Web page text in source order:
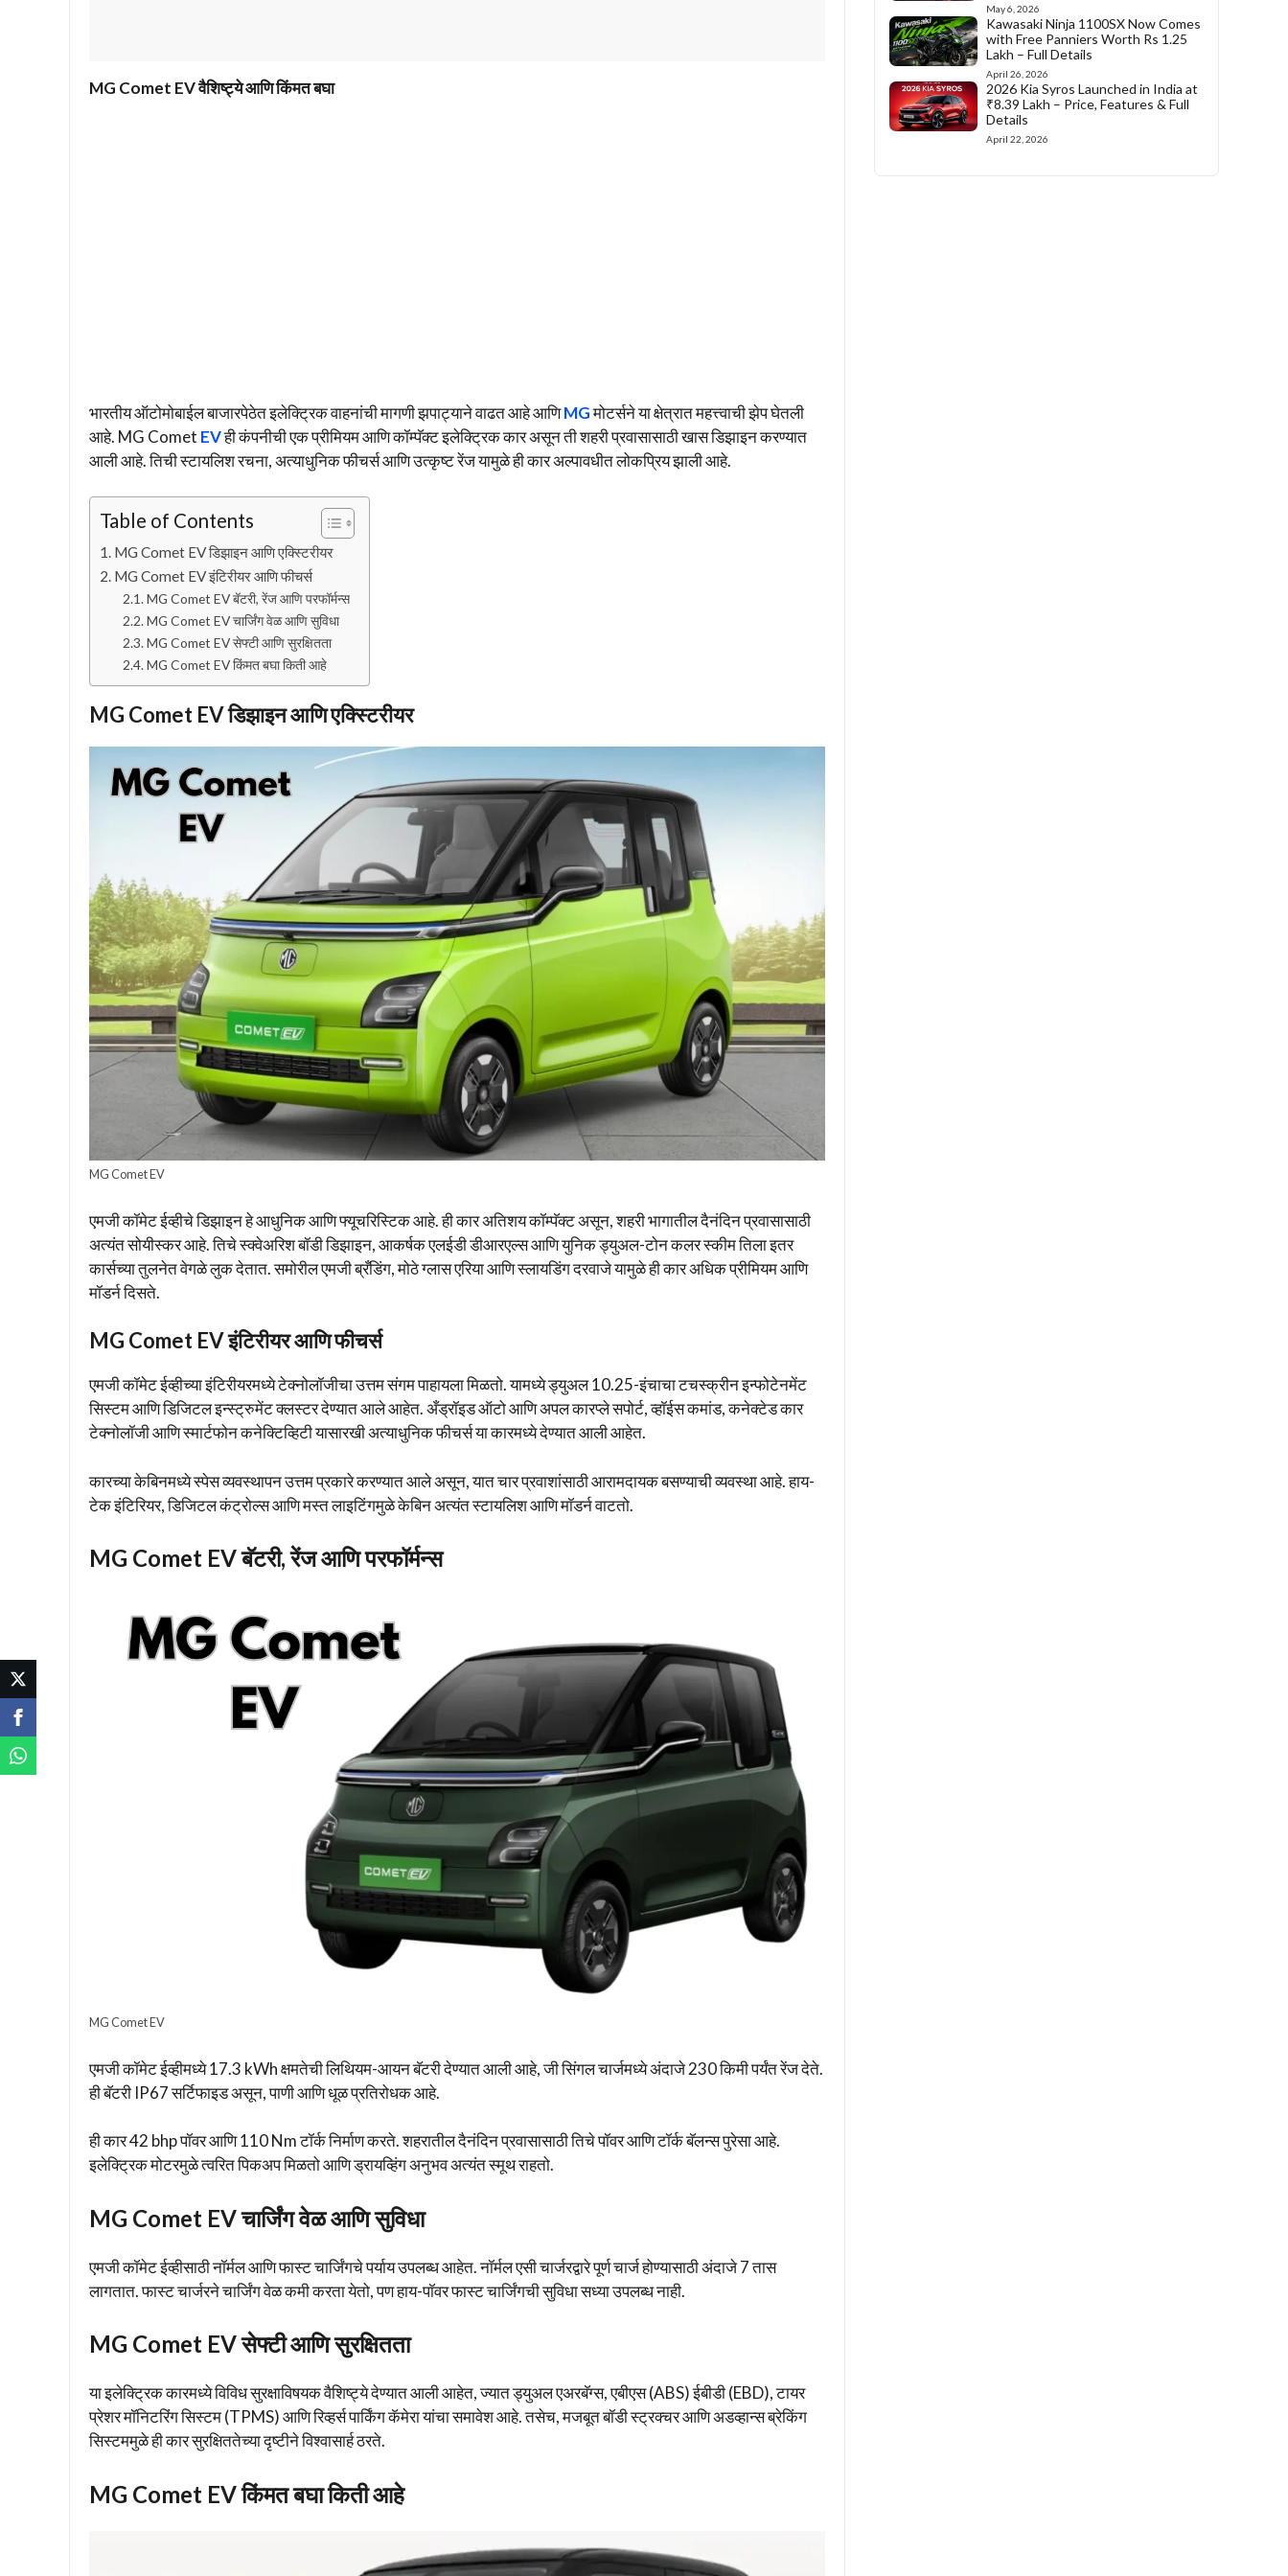
MG Comet EV वैशिष्ट्ये आणि किंमत बघा
भारतीय ऑटोमोबाईल बाजारपेठेत इलेक्ट्रिक वाहनांची मागणी झपाट्याने वाढत आहे आणिMGमोटर्सने या क्षेत्रात महत्त्वाची झेप घेतली
आहे. MG Comet EVही कंपनीची एक प्रीमियम आणि कॉम्पॅक्ट इलेक्ट्रिक कार असून ती शहरी प्रवासासाठी खास डिझाइन करण्यात
आली आहे. तिची स्टायलिश रचना, अत्याधुनिक फीचर्स आणि उत्कृष्ट रेंज यामुळे ही कार अल्पावधीत लोकप्रिय झाली आहे.
Table of Contents
MG Comet EV डिझाइन आणि एक्स्टिरीयर
MG Comet EV इंटिरीयर आणि फीचर्स
MG Comet EV बॅटरी, रेंज आणि परफॉर्मन्स
MG Comet EV चार्जिंग वेळ आणि सुविधा
MG Comet EV सेफ्टी आणि सुरक्षितता
MG Comet EV किंमत बघा किती आहे
MG Comet EV डिझाइन आणि एक्स्टिरीयर
MG Comet EV
एमजी कॉमेट ईव्हीचे डिझाइन हे आधुनिक आणि फ्यूचरिस्टिक आहे. ही कार अतिशय कॉम्पॅक्ट असून, शहरी भागातील दैनंदिन प्रवासासाठी
अत्यंत सोयीस्कर आहे. तिचे स्क्वेअरिश बॉडी डिझाइन, आकर्षक एलईडी डीआरएल्स आणि युनिक ड्युअल-टोन कलर स्कीम तिला इतर
कार्सच्या तुलनेत वेगळे लुक देतात. समोरील एमजी ब्रँडिंग, मोठे ग्लास एरिया आणि स्लायडिंग दरवाजे यामुळे ही कार अधिक प्रीमियम आणि
मॉडर्न दिसते.
MG Comet EV इंटिरीयर आणि फीचर्स
एमजी कॉमेट ईव्हीच्या इंटिरीयरमध्ये टेक्नोलॉजीचा उत्तम संगम पाहायला मिळतो. यामध्ये ड्युअल 10.25-इंचाचा टचस्क्रीन इन्फोटेनमेंट
सिस्टम आणि डिजिटल इन्स्ट्रुमेंट क्लस्टर देण्यात आले आहेत. अँड्रॉइड ऑटो आणि अपल कारप्ले सपोर्ट, व्हॉईस कमांड, कनेक्टेड कार
टेक्नोलॉजी आणि स्मार्टफोन कनेक्टिव्हिटी यासारखी अत्याधुनिक फीचर्स या कारमध्ये देण्यात आली आहेत.
कारच्या केबिनमध्ये स्पेस व्यवस्थापन उत्तम प्रकारे करण्यात आले असून, यात चार प्रवाशांसाठी आरामदायक बसण्याची व्यवस्था आहे. हाय-
टेक इंटिरियर, डिजिटल कंट्रोल्स आणि मस्त लाइटिंगमुळे केबिन अत्यंत स्टायलिश आणि मॉडर्न वाटतो.
MG Comet EV बॅटरी, रेंज आणि परफॉर्मन्स
MG Comet EV
एमजी कॉमेट ईव्हीमध्ये 17.3 kWh क्षमतेची लिथियम-आयन बॅटरी देण्यात आली आहे, जी सिंगल चार्जमध्ये अंदाजे 230 किमी पर्यंत रेंज देते.
ही बॅटरी IP67 सर्टिफाइड असून, पाणी आणि धूळ प्रतिरोधक आहे.
ही कार 42 bhp पॉवर आणि 110 Nm टॉर्क निर्माण करते. शहरातील दैनंदिन प्रवासासाठी तिचे पॉवर आणि टॉर्क बॅलन्स पुरेसा आहे.
इलेक्ट्रिक मोटरमुळे त्वरित पिकअप मिळतो आणि ड्रायव्हिंग अनुभव अत्यंत स्मूथ राहतो.
MG Comet EV चार्जिंग वेळ आणि सुविधा
एमजी कॉमेट ईव्हीसाठी नॉर्मल आणि फास्ट चार्जिंगचे पर्याय उपलब्ध आहेत. नॉर्मल एसी चार्जरद्वारे पूर्ण चार्ज होण्यासाठी अंदाजे 7 तास
लागतात. फास्ट चार्जरने चार्जिंग वेळ कमी करता येतो, पण हाय-पॉवर फास्ट चार्जिंगची सुविधा सध्या उपलब्ध नाही.
MG Comet EV सेफ्टी आणि सुरक्षितता
या इलेक्ट्रिक कारमध्ये विविध सुरक्षाविषयक वैशिष्ट्ये देण्यात आली आहेत, ज्यात ड्युअल एअरबॅग्स, एबीएस (ABS) ईबीडी (EBD), टायर
प्रेशर मॉनिटरिंग सिस्टम (TPMS) आणि रिव्हर्स पार्किंग कॅमेरा यांचा समावेश आहे. तसेच, मजबूत बॉडी स्ट्रक्चर आणि अडव्हान्स ब्रेकिंग
सिस्टममुळे ही कार सुरक्षिततेच्या दृष्टीने विश्वासार्ह ठरते.
MG Comet EV किंमत बघा किती आहे
May 6, 2026
Kawasaki Ninja 1100SX Now Comes
with Free Panniers Worth Rs 1.25
Lakh – Full Details
April 26, 2026
2026 Kia Syros Launched in India at
₹8.39 Lakh – Price, Features & Full
Details
April 22, 2026